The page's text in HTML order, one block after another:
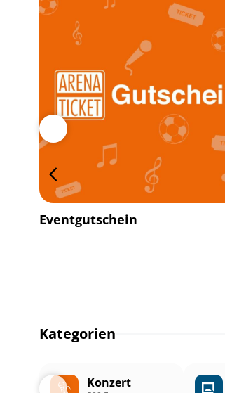
Eventgutschein
Kategorien
Konzert